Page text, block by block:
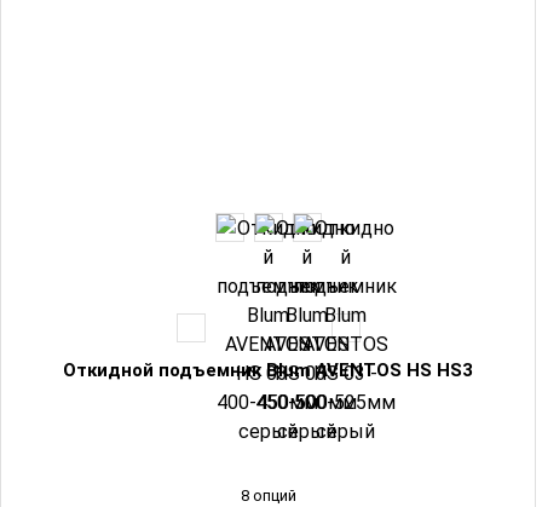
Откидной подъемник Blum AVENTOS HS HS3
8 опций